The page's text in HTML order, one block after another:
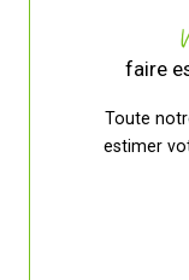
faire
Toute
estimer